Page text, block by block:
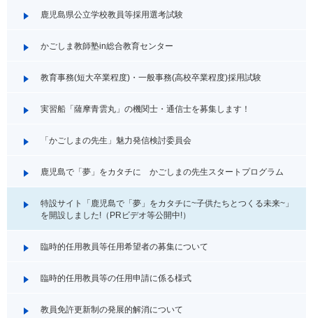
鹿児島県公立学校教員等採用選考試験
かごしま教師塾in総合教育センター
教育事務(短大卒業程度)・一般事務(高校卒業程度)採用試験
実習船「薩摩青雲丸」の機関士・通信士を募集します！
「かごしまの先生」魅力発信検討委員会
鹿児島で「夢」をカタチに かごしまの先生スタートプログラム
特設サイト「鹿児島で「夢」をカタチに~子供たちとつくる未来~」
を開設しました!（PRビデオ等公開中!）
臨時的任用教員等任用希望者の募集について
臨時的任用教員等の任用申請に係る様式
教員免許更新制の発展的解消について